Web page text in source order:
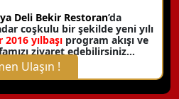
Deli Bekir Restoran’da
coşkulu bir şekilde yeni yılı
yılbaşı program akışı ve
ziyaret edebilirsiniz…
Ulaşın !
X Kapat